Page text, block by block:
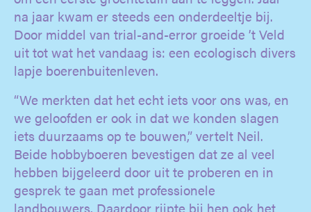
na jaar kwam er steeds een onderdeeltje bij.
Door middel van trial-and-error groeide ’t Veld
uit tot wat het vandaag is: een ecologisch divers
lapje boerenbuitenleven.
“We merkten dat het echt iets voor ons was, en
we geloofden er ook in dat we konden slagen
iets duurzaams op te bouwen,” vertelt Neil.
Beide hobbyboeren bevestigen dat ze al veel
hebben bijgeleerd door uit te proberen en in
gesprek te gaan met professionele
landbouwers. Daardoor rijpte bij hen ook het